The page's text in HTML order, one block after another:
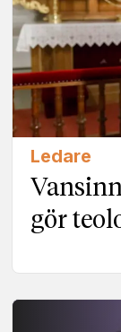
Ledare
gör